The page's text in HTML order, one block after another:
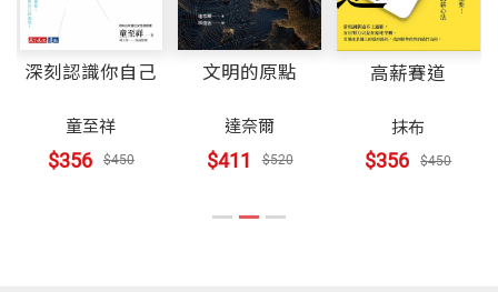
PART4 花錢與生活享受
28 #提升價值 總是花錢買書和學習到底好不好？
29 #知所進退 可以花錢買樂透嗎？
的經營者、企業家，他多久看一次財務報表？或是怎
麼分析財報，來了解公司的經營狀況，並且訂出未來
的策略？
沒想到他想都不想就對我說：「我不看三表的，那個
深刻認識你自己
童至祥
$356 $450
文明的原點
達奈爾
$411 $520
高薪賽道
抹布
$356 $450